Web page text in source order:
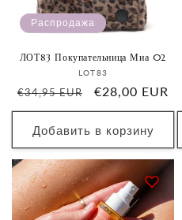
Распродажа
ЛОТ83 Покупательница Миа 02
Продавец:
LOT83
Обычная
цена
€34,95 EUR
Цена
со
скидкой
€28,00 EUR
Добавить в корзину